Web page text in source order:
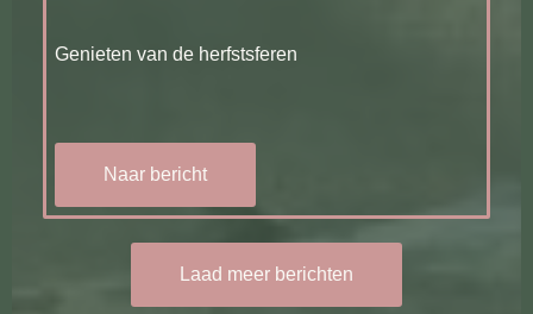
Genieten van de herfstsferen
Naar bericht
Laad meer berichten